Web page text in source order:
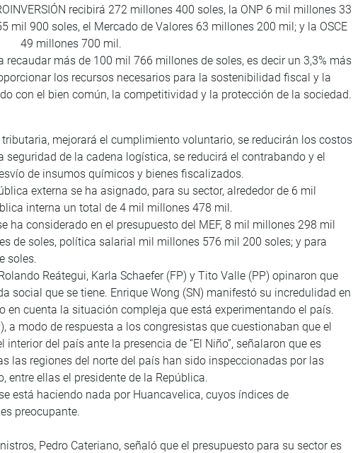
recibirá 272 millones 400 soles, la ONP 6 mil millones 33
mil 900 soles, el Mercado de Valores 63 millones 200 mil; y la OSCE
49 millones 700 mil.
recaudar más de 100 mil 766 millones de soles, es decir un 3,3% más
los recursos necesarios para la sostenibilidad fiscal y la
con el bien común, la competitividad y la protección de la sociedad.
mejorará el cumplimiento voluntario, se reducirán los costos
de la cadena logística, se reducirá el contrabando y el
de insumos químicos y bienes fiscalizados.
externa se ha asignado, para su sector, alrededor de 6 mil
interna un total de 4 mil millones 478 mil.
ha considerado en el presupuesto del MEF, 8 mil millones 298 mil
de soles, política salarial mil millones 576 mil 200 soles; y para
soles.
Reátegui, Karla Schaefer (FP) y Tito Valle (PP) opinaron que
social que se tiene. Enrique Wong (SN) manifestó su incredulidad en
en cuenta la situación compleja que está experimentando el país.
a modo de respuesta a los congresistas que cuestionaban que el
del país ante la presencia de “El Niño”, señalaron que es
las regiones del norte del país han sido inspeccionadas por las
entre ellas el presidente de la República.
está haciendo nada por Huancavelica, cuyos índices de
preocupante.
Pedro Cateriano, señaló que el presupuesto para su sector es